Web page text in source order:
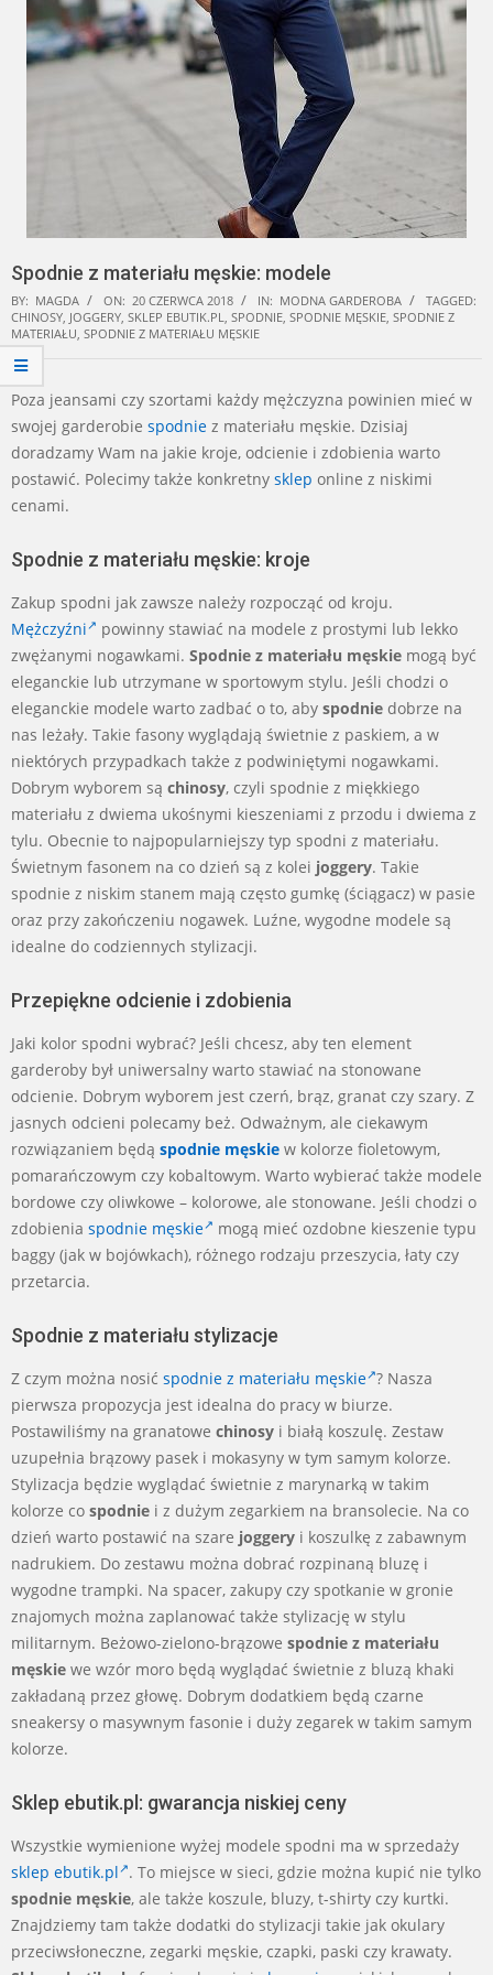
Spodnie z materiału męskie: modele
BY: MAGDA ON: 20 CZERWCA 2018 IN: MODNA GARDEROBA
TAGGED:
CHINOSY, JOGGERY, SKLEP EBUTIK.PL, SPODNIE, SPODNIE MĘSKIE, SPODNIE Z
MATERIAŁU, SPODNIE Z MATERIAŁU MĘSKIE
Poza jeansami czy szortami każdy mężczyzna powinien mieć w
swojej garderobie spodnie z materiału męskie. Dzisiaj
doradzamy Wam na jakie kroje, odcienie i zdobienia warto
postawić. Polecimy także konkretny sklep online z niskimi
cenami.
Spodnie z materiału męskie: kroje
Zakup spodni jak zawsze należy rozpocząć od kroju.
Mężczyźni
powinny stawiać na modele z prostymi lub lekko
zwężanymi nogawkami. Spodnie z materiału męskie mogą być
eleganckie lub utrzymane w sportowym stylu. Jeśli chodzi o
eleganckie modele warto zadbać o to, aby spodnie dobrze na
nas leżały. Takie fasony wyglądają świetnie z paskiem, a w
niektórych przypadkach także z podwiniętymi nogawkami.
Dobrym wyborem są chinosy, czyli spodnie z miękkiego
materiału z dwiema ukośnymi kieszeniami z przodu i dwiema z
tylu. Obecnie to najpopularniejszy typ spodni z materiału.
Świetnym fasonem na co dzień są z kolei joggery. Takie
spodnie z niskim stanem mają często gumkę (ściągacz) w pasie
oraz przy zakończeniu nogawek. Luźne, wygodne modele są
idealne do codziennych stylizacji.
Przepiękne odcienie i zdobienia
Jaki kolor spodni wybrać? Jeśli chcesz, aby ten element
garderoby był uniwersalny warto stawiać na stonowane
odcienie. Dobrym wyborem jest czerń, brąz, granat czy szary. Z
jasnych odcieni polecamy beż. Odważnym, ale ciekawym
rozwiązaniem będą spodnie męskie w kolorze fioletowym,
pomarańczowym czy kobaltowym. Warto wybierać także modele
bordowe czy oliwkowe – kolorowe, ale stonowane. Jeśli chodzi o
zdobienia spodnie męskie
mogą mieć ozdobne kieszenie typu
baggy (jak w bojówkach), różnego rodzaju przeszycia, łaty czy
przetarcia.
Spodnie z materiału stylizacje
Z czym można nosić spodnie z materiału męskie ? Nasza
pierwsza propozycja jest idealna do pracy w biurze.
Postawiliśmy na granatowe chinosy i białą koszulę. Zestaw
uzupełnia brązowy pasek i mokasyny w tym samym kolorze.
Stylizacja będzie wyglądać świetnie z marynarką w takim
kolorze co spodnie i z dużym zegarkiem na bransolecie. Na co
dzień warto postawić na szare joggery i koszulkę z zabawnym
nadrukiem. Do zestawu można dobrać rozpinaną bluzę i
wygodne trampki. Na spacer, zakupy czy spotkanie w gronie
znajomych można zaplanować także stylizację w stylu
militarnym. Beżowo-zielono-brązowe spodnie z materiału
męskie we wzór moro będą wyglądać świetnie z bluzą khaki
zakładaną przez głowę. Dobrym dodatkiem będą czarne
sneakersy o masywnym fasonie i duży zegarek w takim samym
kolorze.
Sklep ebutik.pl: gwarancja niskiej ceny
Wszystkie wymienione wyżej modele spodni ma w sprzedaży
sklep ebutik.pl . To miejsce w sieci, gdzie można kupić nie tylko
spodnie męskie, ale także koszule, bluzy, t-shirty czy kurtki.
Znajdziemy tam także dodatki do stylizacji takie jak okulary
przeciwsłoneczne, zegarki męskie, czapki, paski czy krawaty.